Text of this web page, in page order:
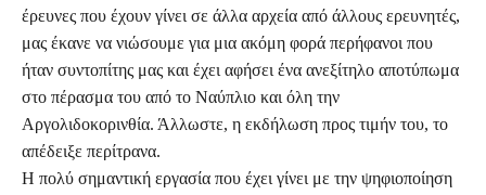
έρευνες που έχουν γίνει σε άλλα αρχεία από άλλους ερευνητές,
μας έκανε να νιώσουμε για μια ακόμη φορά περήφανοι που
ήταν συντοπίτης μας και έχει αφήσει ένα ανεξίτηλο αποτύπωμα
στο πέρασμα του από το Ναύπλιο και όλη την
Αργολιδοκορινθία. Άλλωστε, η εκδήλωση προς τιμήν του, το
απέδειξε περίτρανα.
Η πολύ σημαντική εργασία που έχει γίνει με την ψηφιοποίηση